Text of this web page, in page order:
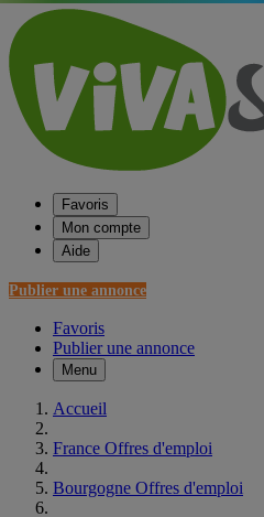
Favoris
Mon compte
Aide
Publier une annonce
Favoris
Publier une annonce
Menu
Accueil
France Offres d'emploi
Bourgogne Offres d'emploi